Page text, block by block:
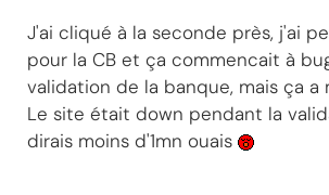
J'ai cliqué à la seconde près, j'ai
pour la CB et ça commencait à
validation de la banque, mais ça a
Le site était down pendant la
dirais moins d'1mn ouais